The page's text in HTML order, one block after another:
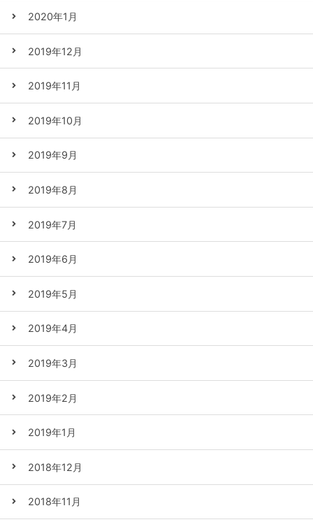
2020年1月
2019年12月
2019年11月
2019年10月
2019年9月
2019年8月
2019年7月
2019年6月
2019年5月
2019年4月
2019年3月
2019年2月
2019年1月
2018年12月
2018年11月